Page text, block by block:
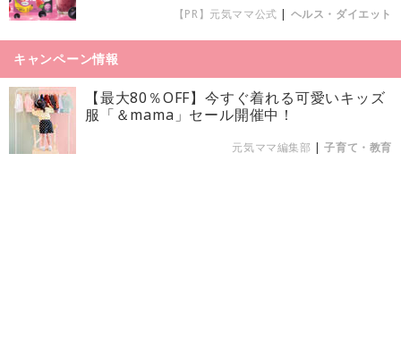
【PR】元気ママ公式 | ヘルス・ダイエット
キャンペーン情報
【最大80％OFF】今すぐ着れる可愛いキッズ
服「＆mama」セール開催中！
元気ママ編集部 |子育て・教育